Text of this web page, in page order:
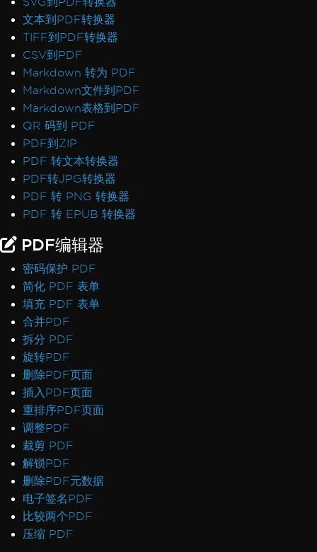
文本到PDF转换器
TIFF到PDF转换器
CSV到PDF
Markdown 转为 PDF
Markdown文件到PDF
Markdown表格到PDF
QR 码到 PDF
PDF到ZIP
PDF 转文本转换器
PDF转JPG转换器
PDF 转 PNG 转换器
PDF 转 EPUB 转换器
PDF编辑器
密码保护 PDF
简化 PDF 表单
填充 PDF 表单
合并PDF
拆分 PDF
旋转PDF
删除PDF页面
插入PDF页面
重排序PDF页面
调整PDF
裁剪 PDF
解锁PDF
删除PDF元数据
电子签名PDF
比较两个PDF
压缩 PDF